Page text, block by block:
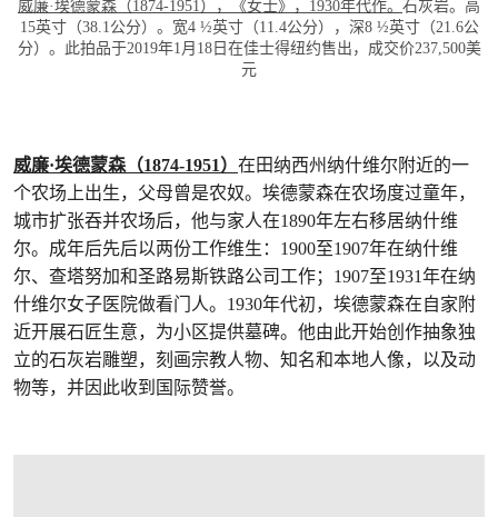
威廉·埃德蒙森（1874-1951），《女士》，1930年代作。 石灰岩。高
15英寸（38.1公分）。宽4 ½英寸（11.4公分），深8 ½英寸（21.6公
分）。此拍品于2019年1月18日在佳士得纽约售出，成交价237,500美
元
威廉·埃德蒙森（1874-1951） 在田纳西州纳什维尔附近的一
个农场上出生，父母曾是农奴。埃德蒙森在农场度过童年，
城市扩张吞并农场后，他与家人在1890年左右移居纳什维
尔。成年后先后以两份工作维生：1900至1907年在纳什维
尔、查塔努加和圣路易斯铁路公司工作；1907至1931年在纳
什维尔女子医院做看门人。1930年代初，埃德蒙森在自家附
近开展石匠生意，为小区提供墓碑。他由此开始创作抽象独
立的石灰岩雕塑，刻画宗教人物、知名和本地人像，以及动
物等，并因此收到国际赞誉。